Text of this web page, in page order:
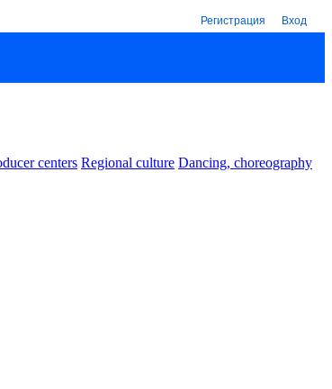
Регистрация Вход
centers Regional culture Dancing, choreography